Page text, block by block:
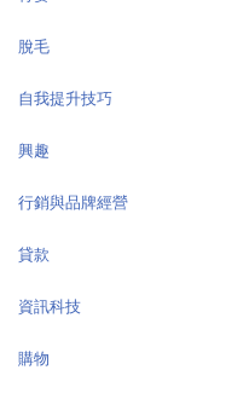
脫毛
自我提升技巧
興趣
行銷與品牌經營
貸款
資訊科技
購物